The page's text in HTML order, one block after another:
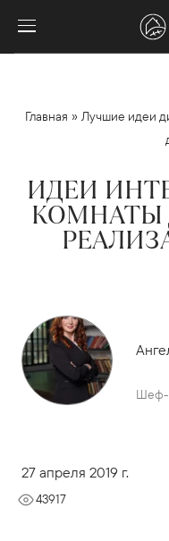
Главная »Лучшие идеи
ИДЕИ
Шеф-
27 апреля 2019 г.
43917